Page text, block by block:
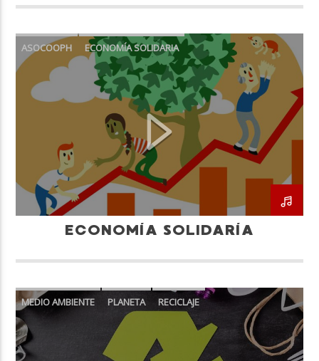
ASOCOOPH ECONOMÍA SOLIDARIA
ECONOMÍA SOLIDARÍA
MEDIO AMBIENTE PLANETA RECICLAJE